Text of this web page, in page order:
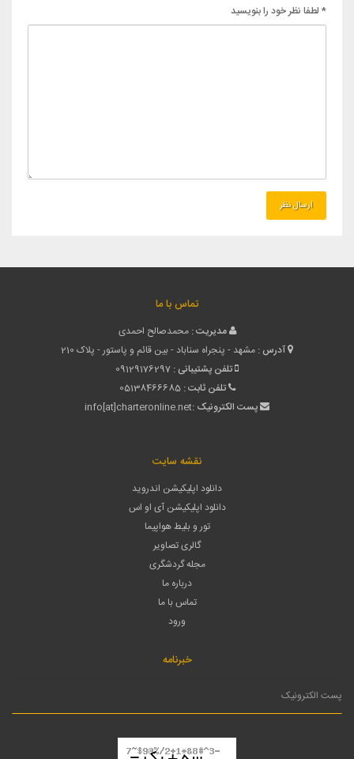
* لطفا نظر خود را بنویسید
تماس با ما
مدیریت : محمدصالح احمدی
آدرس : مشهد - پنجراه سناباد - بین قائم و پاستور - پلاک 210
تلفن پشتیبانی : 09129176297
تلفن ثابت : 05138466685
پست الکترونیک :info[at]charteronline.net
نقشه سایت
دانلود اپلیکیشن اندروید
دانلود اپلیکیشن آی او اس
تور و بلیط هواپیما
گالری تصاویر
مجله گردشگری
درباره ما
تماس با ما
ورود
خبرنامه